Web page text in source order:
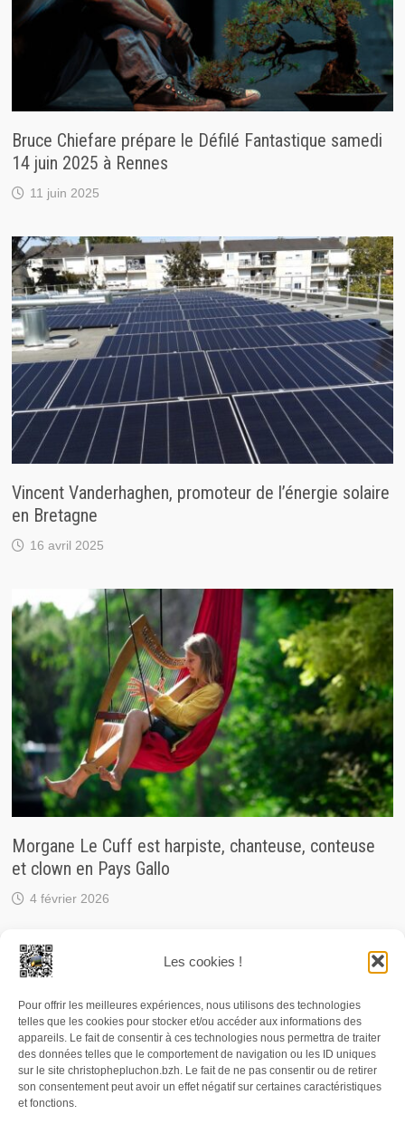
Les cookies !
Pour offrir les meilleures expériences, nous utilisons des technologies
telles que les cookies pour stocker et/ou accéder aux informations des
appareils. Le fait de consentir à ces technologies nous permettra de traiter
des données telles que le comportement de navigation ou les ID uniques
sur le site christophepluchon.bzh. Le fait de ne pas consentir ou de retirer
son consentement peut avoir un effet négatif sur certaines caractéristiques
et fonctions.
Bruce Chiefare prépare le Défilé Fantastique samedi
14 juin 2025 à Rennes
11 juin 2025
Vincent Vanderhaghen, promoteur de l’énergie solaire
en Bretagne
16 avril 2025
Morgane Le Cuff est harpiste, chanteuse, conteuse
et clown en Pays Gallo
4 février 2026
© 2026 Christophe Pluchon, journaliste / RCF. Carte de
presse n° 76813. Numéro SIRET : 497 819 490 00036. Les
photographies, textes et enregistrements audio publiés
et/ou diffusés depuis le site christophepluchon.bzh sont